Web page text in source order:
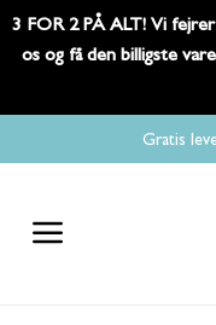
3 FOR 2 PÅ ALT! Vi
os og få den billigste
Gratis